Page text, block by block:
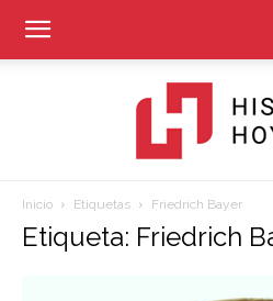
Inicio Etiquetas Friedrich Bayer
Etiqueta: Friedrich